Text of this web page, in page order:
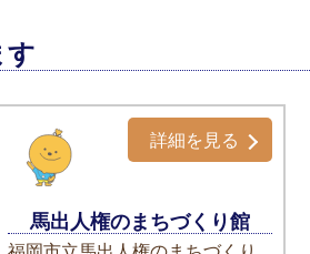
す
馬出人権のまちづくり館
詳細を見る